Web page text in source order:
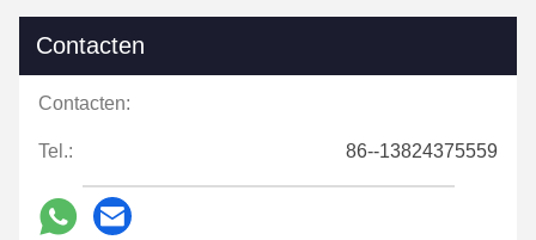
Contacten
Contacten:
Tel.: 86--13824375559